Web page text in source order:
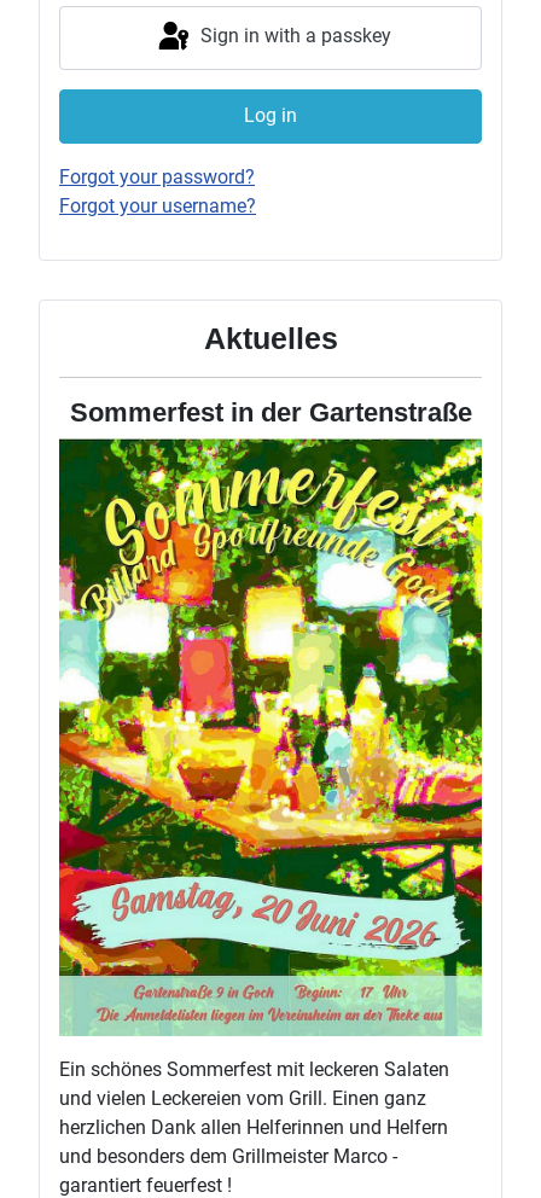
Aktuelles
Sommerfest in der Gartenstraße
Ein schönes Sommerfest mit leckeren Salaten
und vielen Leckereien vom Grill. Einen ganz
herzlichen Dank allen Helferinnen und Helfern
und besonders dem Grillmeister Marco -
garantiert feuerfest !
Sign in with a passkey
Log in
Forgot your password?
Forgot your username?